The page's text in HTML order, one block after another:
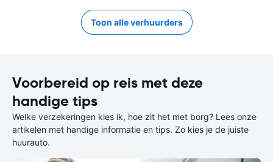
Toon alle verhuurders
Voorbereid op reis met deze
handige tips
Welke verzekeringen kies ik, hoe zit het met borg? Lees onze
artikelen met handige informatie en tips. Zo kies je de juiste
huurauto.